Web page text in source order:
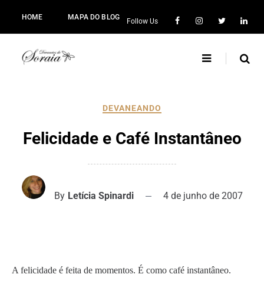
HOME MAPA DO BLOG
Follow Us
DEVANEANDO
Felicidade e Café Instantâneo
By Letícia Spinardi 4 de junho de 2007
A felicidade é feita de momentos. É como café instantâneo.